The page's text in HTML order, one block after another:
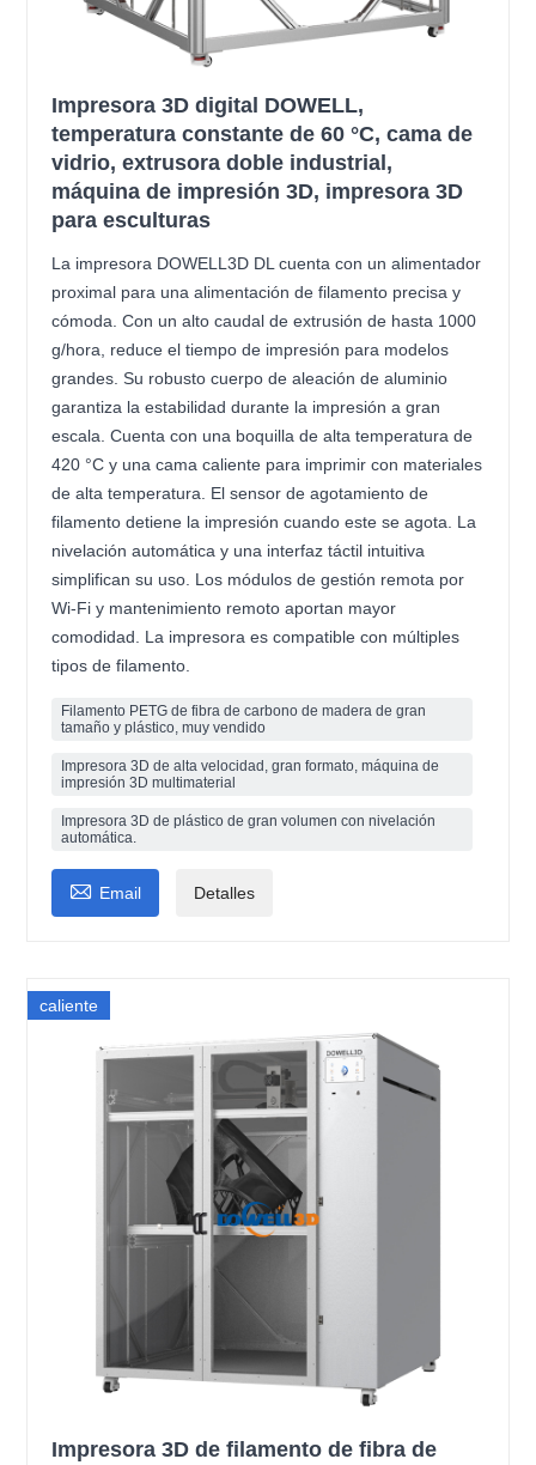
Impresora 3D digital DOWELL,
temperatura constante de 60 °C, cama de
vidrio, extrusora doble industrial,
máquina de impresión 3D, impresora 3D
para esculturas
La impresora DOWELL3D DL cuenta con un alimentador
proximal para una alimentación de filamento precisa y
cómoda. Con un alto caudal de extrusión de hasta 1000
g/hora, reduce el tiempo de impresión para modelos
grandes. Su robusto cuerpo de aleación de aluminio
garantiza la estabilidad durante la impresión a gran
escala. Cuenta con una boquilla de alta temperatura de
420 °C y una cama caliente para imprimir con materiales
de alta temperatura. El sensor de agotamiento de
filamento detiene la impresión cuando este se agota. La
nivelación automática y una interfaz táctil intuitiva
simplifican su uso. Los módulos de gestión remota por
Wi-Fi y mantenimiento remoto aportan mayor
comodidad. La impresora es compatible con múltiples
tipos de filamento.
Filamento PETG de fibra de carbono de madera de gran
tamaño y plástico, muy vendido
Impresora 3D de alta velocidad, gran formato, máquina de
impresión 3D multimaterial
Impresora 3D de plástico de gran volumen con nivelación
automática.
 Email Detalles
caliente
Impresora 3D de filamento de fibra de